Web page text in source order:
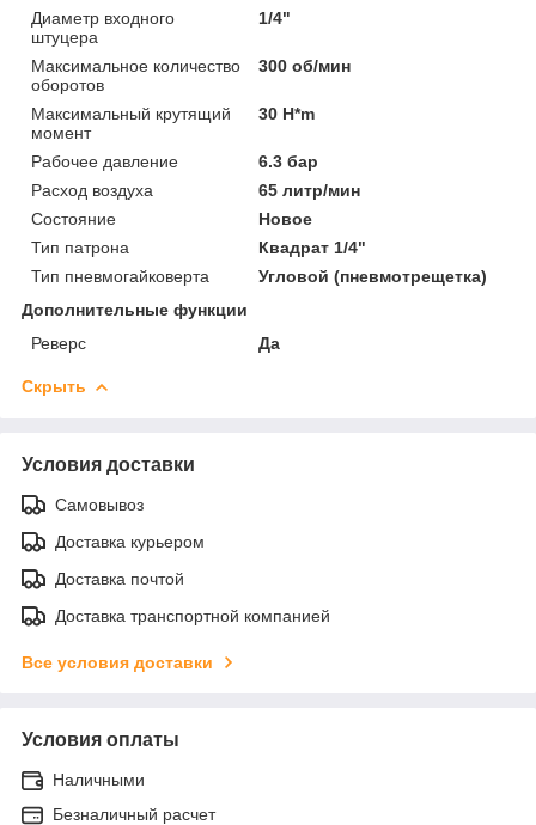
Диаметр входного
штуцера
1/4"
Максимальное количество
оборотов
300 об/мин
Максимальный крутящий
момент
30 H*m
Рабочее давление
6.3 бар
Расход воздуха
65 литр/мин
Состояние
Новое
Тип патрона
Квадрат 1/4"
Тип пневмогайковерта
Угловой (пневмотрещетка)
Дополнительные функции
Реверс
Да
Скрыть
Условия доставки
Самовывоз
Доставка курьером
Доставка почтой
Доставка транспортной компанией
Все условия доставки
Условия оплаты
Наличными
Безналичный расчет